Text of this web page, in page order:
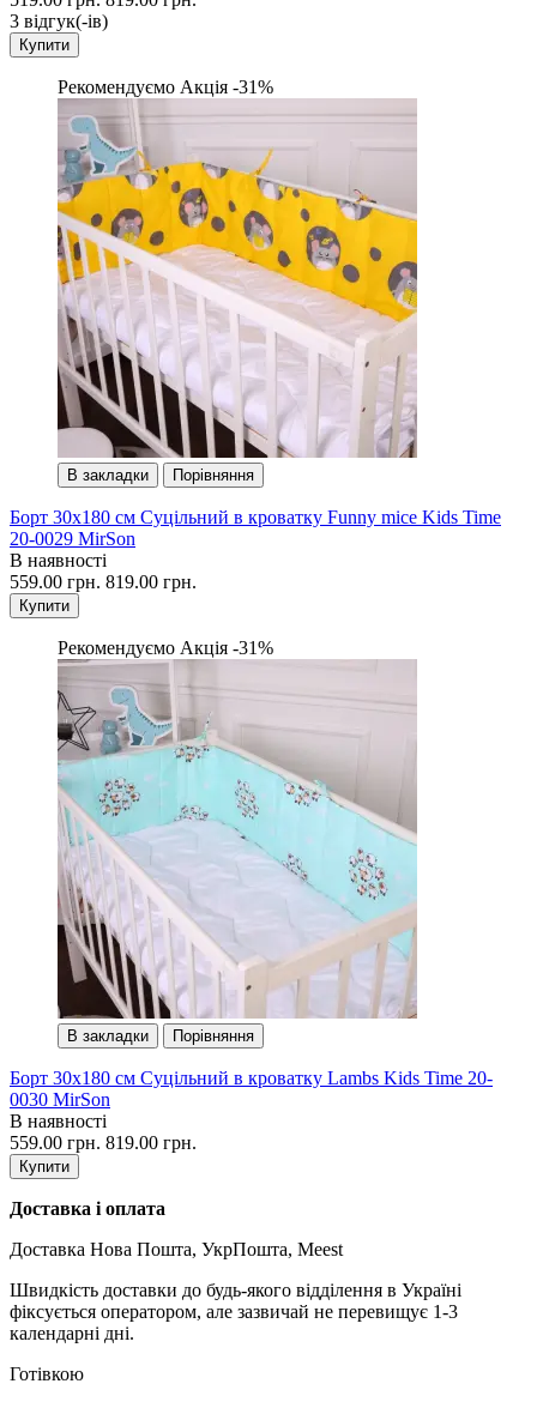
3 вiдгук(-iв)
Купити
Рекомендуємо Акція -31%
В закладки Порівняння
Борт 30х180 см Суцільний в кроватку Funny mice Kids Time
20-0029 MirSon
В наявності
559.00 грн. 819.00 грн.
Купити
Рекомендуємо Акція -31%
В закладки Порівняння
Борт 30х180 см Суцільний в кроватку Lambs Kids Time 20-
0030 MirSon
В наявності
559.00 грн. 819.00 грн.
Купити
Доставка і оплата
Доставка Нова Пошта, УкрПошта, Meest
Швидкість доставки до будь-якого відділення в Україні
фіксується оператором, але зазвичай не перевищує 1-3
календарні дні.
Готівкою